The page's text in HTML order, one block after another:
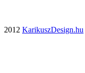
2012 KarikuszDesign.hu